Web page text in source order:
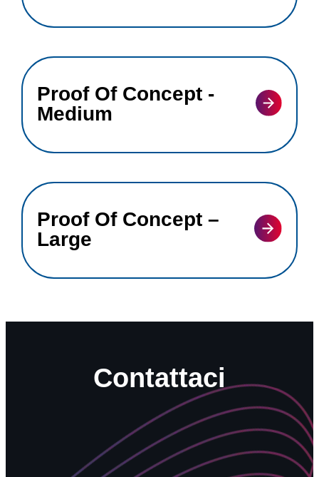
Proof Of Concept -
Medium
Proof Of Concept –
Large
Contattaci